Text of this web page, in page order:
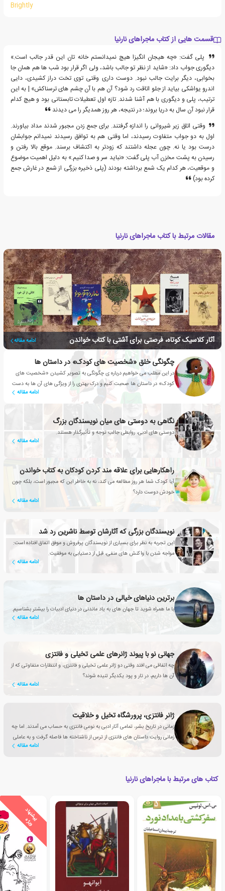
Brightly
قسمت هایی از کتاب ماجراهای نارنیا
پلی گفت: «چه هیجان انگیزا هیچ نمیدانستم خانه تان این قدر جالب است.»
دیگوری جواب داد: «شاید از نظر تو جالب باشد، ولی اگر قرار بود شب ها هم همان جا
بخوابی، دیگر برایت جالب نبود. دوست داری وقتی توی تخت دراز کشیدی، دایی
اندرو یواشکی بیاید از جلو اتاقت رد شود؟ آن هم با آن چشم های ترسناکش» | به این
ترتیب، پلی و دیگوری با هم آشنا شدند. تازه اول تعطیلات تابستانی بود و هیچ کدام
قرار نبود آن سال به دریا بروند؛ در نتیجه، هر روز همدیگر را می دیدند
وقتی اتاق زیر شیروانی را اندازه گرفتند. برای جمع زدن مجبور شدند مداد بیاورند.
اول به دو جواب متفاوت رسیدند، اما وقتی هم به توافق رسیدند نمیدانم جوابشان
درست بود یا نه. چون عجله داشتند که زودتر به اکتشاف برسند. موقع بالا رفتن و
رسیدن به پشت مخزن آب پلی گفت: «نباید سر و صدا کنیم.» به دلیل اهمیت موضوع
و موقعیت، هر کدام یک شمع برداشته بودند (پلی ذخیره بزرگی از شمع در غارش جمع
کرده بود)
مقالات مرتبط با کتاب ماجراهای نارنیا
آثار کلاسیک کوتاه، فرصتی برای آشتی با کتاب خواندن ادامه مقاله
چگونگی خلق «شخصیت های کودک» در داستان ها
در این مطلب می خواهیم درباره ی چگونگی به تصویر کشیدن «شخصیت های
کودک» در داستان ها صحبت کنیم و درک بهتری را از ویژگی های آن ها به دست
ادامه مقاله
نگاهی به دوستی های میان نویسندگان بزرگ
دوستی های ادبی، روابطی جالب توجه و تأثیرگذار هستند.
ادامه مقاله
راهکارهایی برای علاقه مند کردن کودکان به کتاب خواندن
آیا کودک شما هر روز مطالعه می کند، نه به خاطر این که مجبور است، بلکه چون
خودش دوست دارد؟
ادامه مقاله
نویسندگان بزرگی که آثارشان توسط ناشرین رد شد
این تجربه به نظر برای بسیاری از نویسندگان پرفروش و موفق اتفاق افتاده است:
مواجه شدن با واکنش های منفی، قبل از دستیابی به موفقیت.
ادامه مقاله
برترین دنیاهای خیالی در داستان ها
با ما همراه شوید تا جهان های به یاد ماندنی در دنیای ادبیات را بیشتر بشناسیم.
ادامه مقاله
جهانی نو با پیوند ژانرهای علمی تخیلی و فانتزی
چه اتفاقی می افتد وقتی دو ژانر علمی تخیلی و فانتزی، و انتظارات متفاوتی که از
آن ها داریم، در تار و پود یکدیگر تنیده شوند؟
ادامه مقاله
ژانر فانتزی، پرورشگاه تخیل و خلاقیت
زمانی در تاریخ بشر، تمامی آثار ادبی به نوعی فانتزی به حساب می آمدند. اما چه
زمانی روایت داستان های فانتزی از ترس از ناشناخته ها فاصله گرفت و به عاملی
ادامه مقاله
کتاب های مرتبط با ماجراهای نارنیا
پ
ی
ش
ن
ه
ا
د
و
ی
ژ
ه